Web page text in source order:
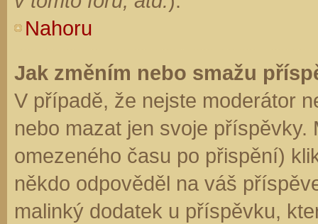
Nahoru
Jak změním nebo smažu
V případě, že nejste moderátor
nebo mazat jen svoje
omezeného času po přispění)
někdo odpověděl na váš
malinký dodatek u příspěvku,